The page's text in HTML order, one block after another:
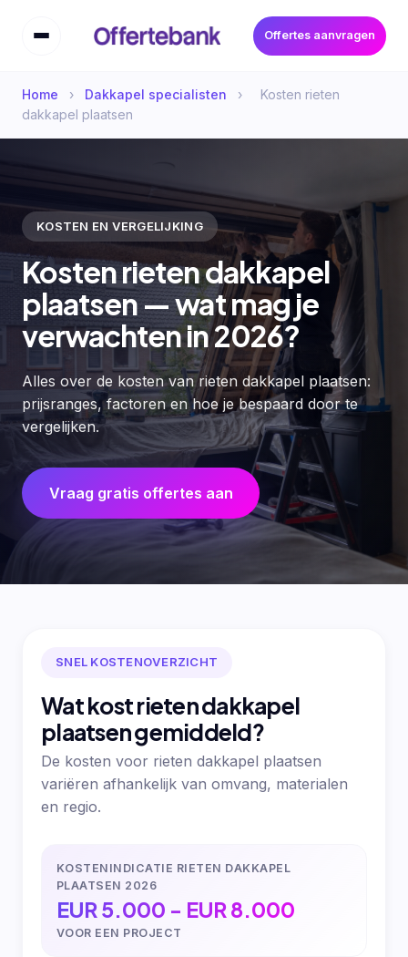
Offertes aanvragen
Home › Dakkapel specialisten ›
Kosten rieten
dakkapel plaatsen
KOSTEN EN VERGELIJKING
Kosten rieten dakkapel
plaatsen — wat mag je
verwachten in 2026?
Alles over de kosten van rieten dakkapel plaatsen:
prijsranges, factoren en hoe je bespaard door te
vergelijken.
Vraag gratis offertes aan
SNEL KOSTENOVERZICHT
Wat kost rieten dakkapel
plaatsen gemiddeld?
De kosten voor rieten dakkapel plaatsen
variëren afhankelijk van omvang, materialen
en regio.
KOSTENINDICATIE RIETEN DAKKAPEL
PLAATSEN 2026
EUR 5.000 - EUR 8.000
VOOR EEN PROJECT